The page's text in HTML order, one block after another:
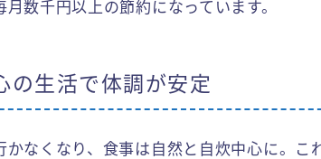
数千円以上の節約になっています。
の生活で体調が安定
かなくなり、食事は自然と自炊中心に。こ